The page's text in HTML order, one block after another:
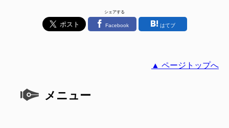
シェアする
Facebook はてブ
▲ ページトップへ
メニュー